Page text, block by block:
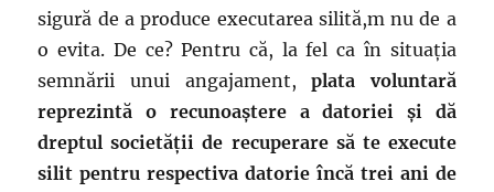
sigură de a produce executarea silită,m nu de a
o evita. De ce? Pentru că, la fel ca în situația
semnării unui angajament,plata voluntară
reprezintă o recunoaștere a datoriei și dă
dreptul societății de recuperare să te execute
silit pentru respectiva datorie încă trei ani de